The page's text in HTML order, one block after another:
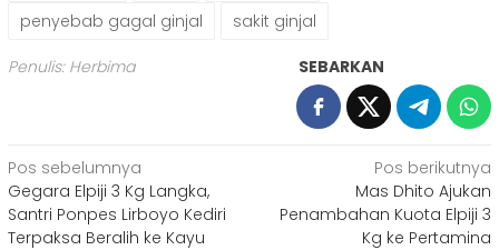
penyebab gagal ginjal
sakit ginjal
Penulis: Herbima SEBARKAN
Navigasi
pos
Pos sebelumnya
Gegara Elpiji 3 Kg Langka,
Santri Ponpes Lirboyo Kediri
Terpaksa Beralih ke Kayu
Pos berikutnya
Mas Dhito Ajukan
Penambahan Kuota Elpiji 3
Kg ke Pertamina